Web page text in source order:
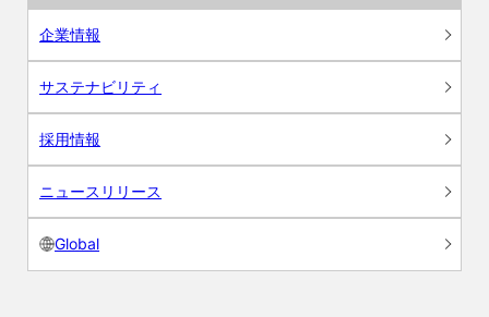
企業情報
サステナビリティ
採用情報
ニュースリリース
Global